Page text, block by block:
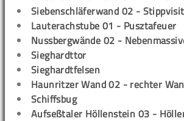
Siebenschläferwand 02 -
Lauterachstube 01 - Pusztafeuer
Nussbergwände 02 -
Sieghardttor
Sieghardtfelsen
Haunritzer Wand 02 - rechter
Schiffsbug
Aufseßtaler Höllenstein 03 -